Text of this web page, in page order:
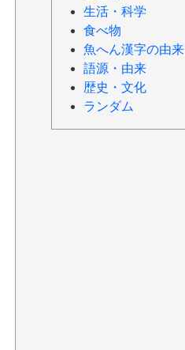
生活・科学
食べ物
魚へん漢字の由来
語源・由来
歴史・文化
ランダム